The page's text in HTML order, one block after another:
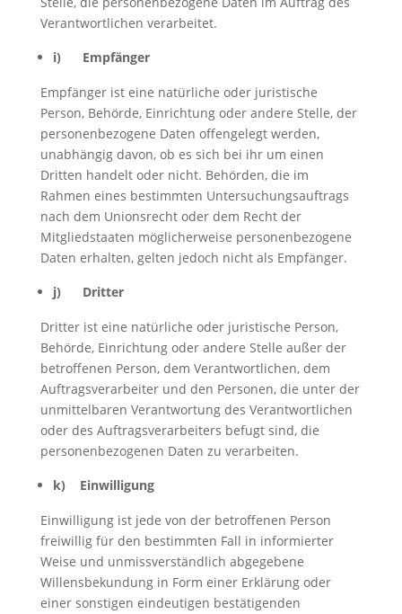
Verantwortlichen verarbeitet.
i) Empfänger
Empfänger ist eine natürliche oder juristische
Person, Behörde, Einrichtung oder andere Stelle, der
personenbezogene Daten offengelegt werden,
unabhängig davon, ob es sich bei ihr um einen
Dritten handelt oder nicht. Behörden, die im
Rahmen eines bestimmten Untersuchungsauftrags
nach dem Unionsrecht oder dem Recht der
Mitgliedstaaten möglicherweise personenbezogene
Daten erhalten, gelten jedoch nicht als Empfänger.
j) Dritter
Dritter ist eine natürliche oder juristische Person,
Behörde, Einrichtung oder andere Stelle außer der
betroffenen Person, dem Verantwortlichen, dem
Auftragsverarbeiter und den Personen, die unter der
unmittelbaren Verantwortung des Verantwortlichen
oder des Auftragsverarbeiters befugt sind, die
personenbezogenen Daten zu verarbeiten.
k) Einwilligung
Einwilligung ist jede von der betroffenen Person
freiwillig für den bestimmten Fall in informierter
Weise und unmissverständlich abgegebene
Willensbekundung in Form einer Erklärung oder
einer sonstigen eindeutigen bestätigenden